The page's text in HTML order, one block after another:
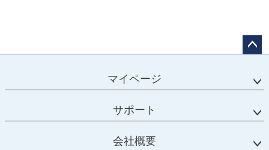
ップ
マイページ
サポート
会社概要